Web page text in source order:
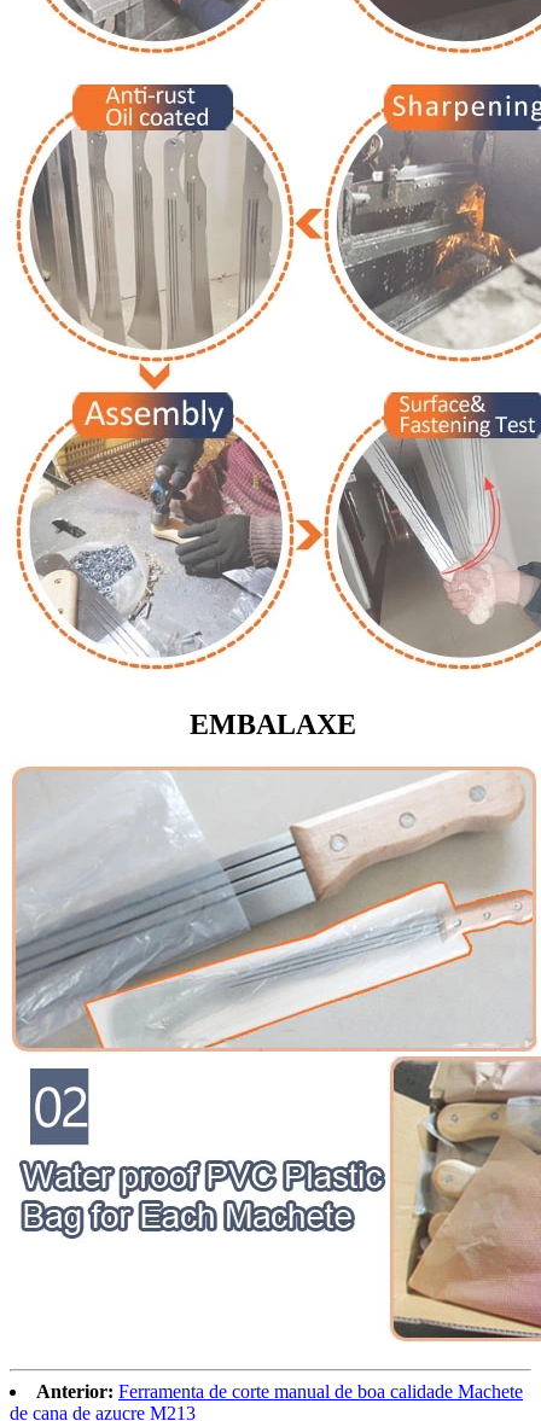
EMBALAXE
Anterior: Ferramenta de corte manual de boa calidade Machete
de cana de azucre M213